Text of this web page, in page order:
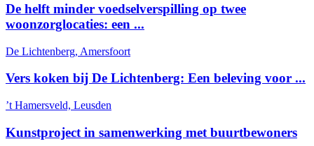
De helft minder voedselverspilling op twee
woonzorglocaties: een ...
De Lichtenberg, Amersfoort
Vers koken bij De Lichtenberg: Een beleving voor ...
’t Hamersveld, Leusden
Kunstproject in samenwerking met buurtbewoners